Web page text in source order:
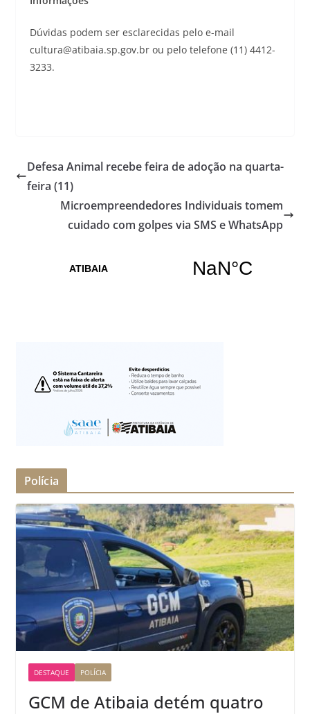
Dúvidas podem ser esclarecidas pelo e-mail
cultura@atibaia.sp.gov.br ou pelo telefone (11) 4412-
3233.
Defesa Animal recebe feira de adoção na quarta-
feira (11)
Microempreendedores Individuais tomem
cuidado com golpes via SMS e WhatsApp
Polícia
DESTAQUE POLÍCIA
GCM de Atibaia detém quatro